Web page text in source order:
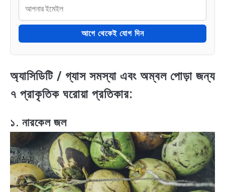
আগে থেকেই যোগ দিন
অ্যাসিডিটি / গ্যাস সমস্যা এবং অম্বল পোড়া জন্য
৭ প্রাকৃতিক ঘরোয়া প্রতিকার:
১. নারকেল জল